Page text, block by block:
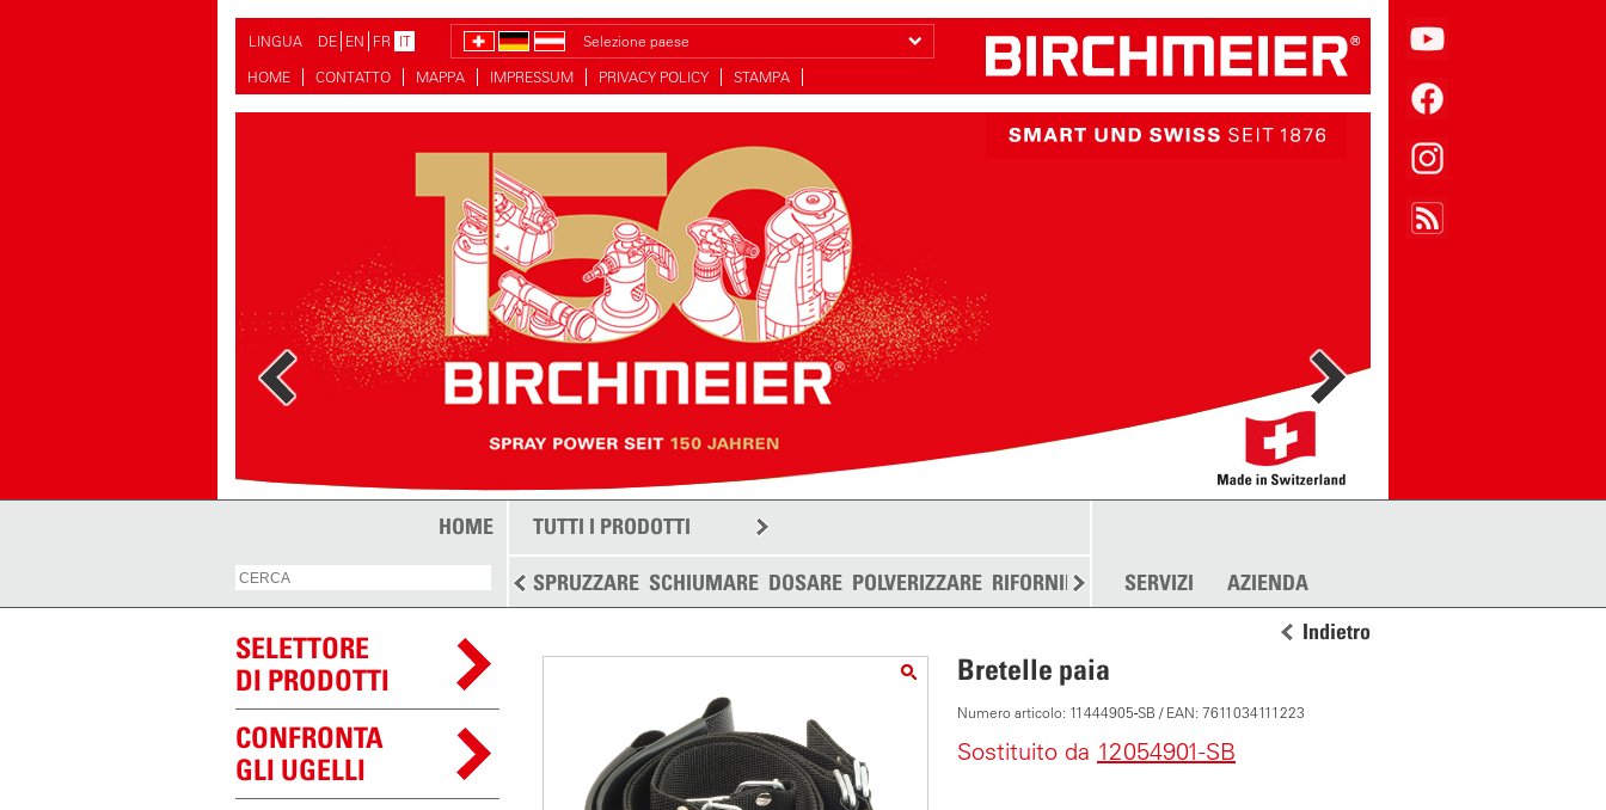
LINGUA DE EN FR IT
Selezione paese
HOME
CONTATTO MAPPA IMPRESSUM PRIVACY POLICY STAMPA
HOME TUTTI I PRODOTTI
SPRUZZARE SCHIUMARE DOSARE POLVERIZZARE RIFORNIRE SPARGERE ALTRO
SERVIZI AZIENDA
SELETTORE
DI PRODOTTI
CONFRONTA
GLI UGELLI
Indietro
Bretelle paia
Numero articolo: 11444905-SB / EAN: 7611034111223
Sostituito da 12054901-SB